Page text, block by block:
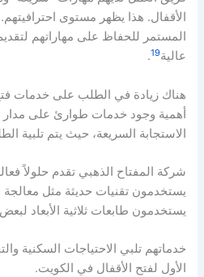
الأقفال. هذا يظهر مستوى
المستمر للحفاظ على مهاراتهم
عالية19
.
هناك زيادة في الطلب على خدمات فتح
أهمية وجود خدمات طوارئ على مدار
الاستجابة السريعة، حيث يتم تلبية
شركة المفتاح الذهبي تقدم حلولاً
يستخدمون تقنيات حديثة مثل معالجة
يستخدمون طابعات ثلاثية الأبعاد لبعض
خدماتهم تلبي الاحتياجات السكنية
الأول لفتح الأقفال في الكويت.